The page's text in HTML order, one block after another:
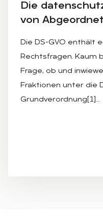
Die
von
Die DS-GVO enthält
Rechtsfragen. Kaum
Frage, ob und
Fraktionen unter die
Grundverordnung[1]…